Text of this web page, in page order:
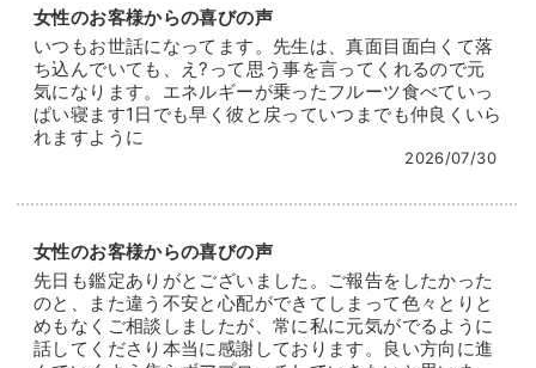
止めますから、どうか安心して心を開いてください
ね。
人間はいつも、過去や未来の話ばかりしながら『今』
しか生きることが出来ません。
私は、あなたを透して、『過去」『未来』『現在』を
一本の線として視ることが出来ます。
グランドフィナーレまで、ずっとお付き合いいたしま
すからね。
支えてこられた経験が、先生の能力をより鋭く、確か
なものへと磨き上げました。
特筆すべきは、複雑に絡み合った人間関係を鮮やかに
紐解く「解決力」です。
女性のご相談。
先生がお相手の奥様の深層心理を透視し、【納得され
る具体的な条件】をお伝えしたところ、
長年滞っていた事態が即座に動き出し、円満な解決へ
と導かれたこともあるのです。
更には、「接点が薄かった職場の理想の男性と結ばれ
女性のお客様からの喜びの声
いつもお世話になってます。先生は、真面目面白くて落
ち込んでいても、え?って思う事を言ってくれるので元
気になります。エネルギーが乗ったフルーツ食べていっ
ぱい寝ます1日でも早く彼と戻っていつまでも仲良くいら
れますように
2026/07/30
女性のお客様からの喜びの声
先日も鑑定ありがとございました。ご報告をしたかった
のと、また違う不安と心配ができてしまって色々とりと
めもなくご相談しましたが、常に私に元気がでるように
話してくださり本当に感謝しております。良い方向に進